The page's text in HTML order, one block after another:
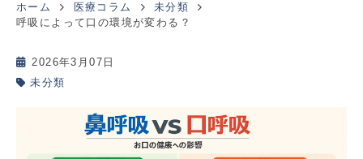
ホーム 医療コラム
未分類
呼吸によって口の環境が変わる？
2026年3月07日
未分類